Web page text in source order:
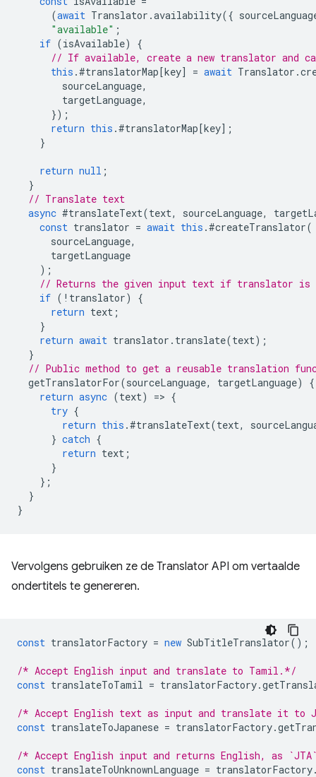
(await Translator .availability({
"available" ;
if (isAvailable)
{
// If available, create a new translator and
this .#translatorMap[key] = await Translator .
sourceLanguage,
targetLanguage,
});
return this .#translatorMap[key];
}
return null ;
}
// Translate text
async #translateText(text, sourceLanguage,
const translator = await this .#createTranslator(
sourceLanguage,
targetLanguage
);
// Returns the given input text if translator is
if ( ! translator)
{
return text ;
}
return await translator . translate(text);
}
// Public method to get a reusable translation
getTranslatorFor(sourceLanguage, targetLanguage)
{
return async (text) => {
try {
return this .#translateText(text,
} catch {
return text ;
}
};
}
}
Vervolgens gebruiken ze de Translator API om vertaalde
ondertitels te genereren.
const translatorFactory = new SubTitleTranslator();
/* Accept English input and translate to Tamil.*/
const translateToTamil = translatorFactory.
/* Accept English text as input and translate it to
const translateToJapanese = translatorFactory.
/* Accept English input and returns English, as
const translateToUnknownLanguage = translatorFactory